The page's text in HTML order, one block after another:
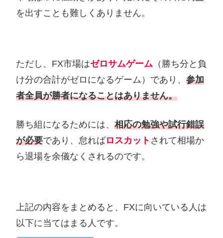
を出すことも難しくありません。
ただし、FX市場はゼロサムゲーム （勝ち分と負
け分の合計がゼロになるゲーム）であり、 参加
者全員が勝者になることはありません。
勝ち組になるためには、 相応の勉強や試行錯誤
が必要であり、怠ればロスカット されて相場か
ら退場を余儀なくされるのです。
上記の内容をまとめると、FXに向いている人は
以下に当てはまる人です。